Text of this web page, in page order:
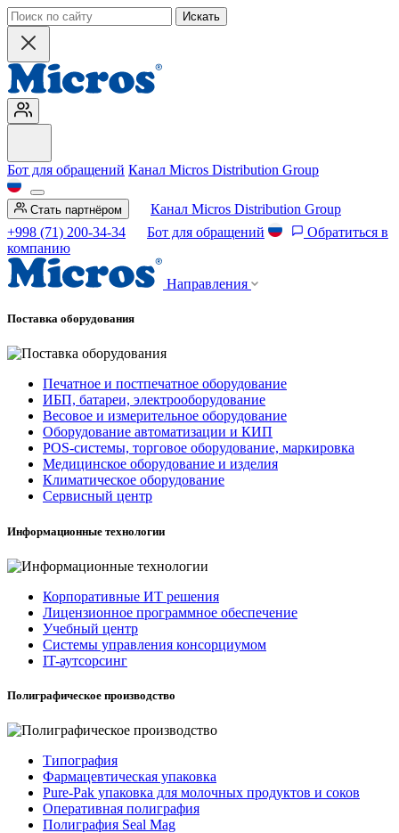
Искать
Бот для обращений Канал Micros Distribution Group
Стать партнёром
Канал Micros Distribution Group
+998 (71) 200-34-34
Бот для обращений
Обратиться в
компанию
Направления
Поставка оборудования
Печатное и постпечатное оборудование
ИБП, батареи, электрооборудование
Весовое и измерительное оборудование
Оборудование автоматизации и КИП
POS-системы, торговое оборудование, маркировка
Медицинское оборудование и изделия
Климатическое оборудование
Сервисный центр
Информационные технологии
Корпоративные ИТ решения
Лицензионное программное обеспечение
Учебный центр
Системы управления консорциумом
IT-аутсорсинг
Полиграфическое производство
Типография
Фармацевтическая упаковка
Pure-Pak упаковка для молочных продуктов и соков
Оперативная полиграфия
Полиграфия Seal Mag